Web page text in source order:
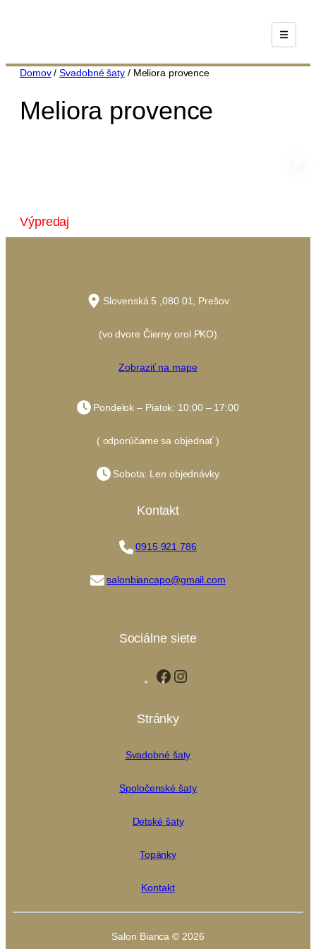
Domov/Svadobné šaty/ Meliora provence
Meliora provence
Výpredaj
Slovenská 5 ,080 01, Prešov
(vo dvore Čierny orol PKO)
Zobraziť na mape
Pondelok – Piatok: 10:00 – 17:00
( odporúčame sa objednať )
Sobota: Len objednávky
Kontakt
0915 921 786
salonbiancapo@gmail.com
Sociálne siete
Facebook
Stránky
Svadobné šaty
Spoločenské šaty
Detské šaty
Topánky
Kontakt
Salon Bianca © 2026